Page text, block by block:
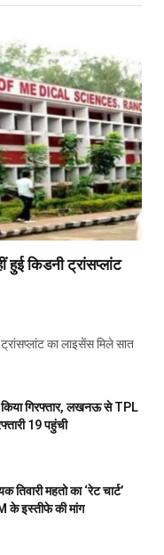
किडनी ट्रांसप्लांट
ट्रांसप्लांट का लाइसेंस मिले सात
गिरफ्तार, लखनऊ से TPL
19 पहुंची
महतो का ‘रेट चार्ट’
के इस्तीफे की मांग